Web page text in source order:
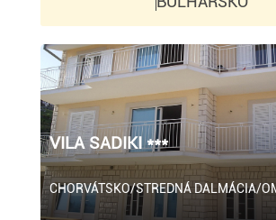
VILA SADIKI ***
CHORVÁTSKO/STREDNÁ DALMÁCIA/